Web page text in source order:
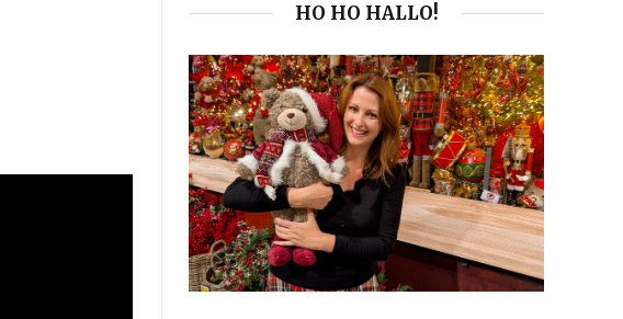
HO HO HALLO!